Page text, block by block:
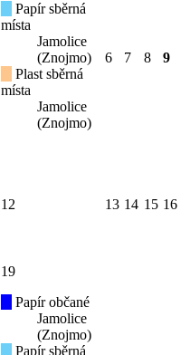
Papír sběrná
místa
Jamolice
(Znojmo)
Plast sběrná
místa
Jamolice
(Znojmo)
6 7 8 9
12 13 14 15 16
19
Papír občané
Jamolice
(Znojmo)
Papír sběrná